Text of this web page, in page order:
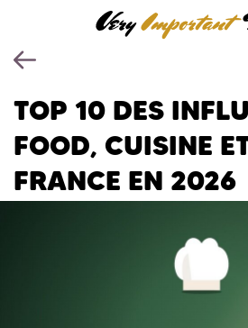
TOP 10 DES
FOOD, CUISINE
FRANCE EN 2026